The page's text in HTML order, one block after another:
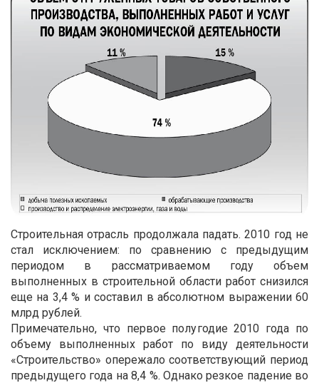
Строительная отрасль продолжала падать. 2010 год не
стал исключением: по сравнению с предыдущим
периодом в рассматриваемом году объем
выполненных в строительной области работ снизился
еще на 3,4 % и составил в абсолютном выражении 60
млрд рублей.
Примечательно, что первое полугодие 2010 года по
объему выполненных работ по виду деятельности
«Строительство» опережало соответствующий период
предыдущего года на 8,4 %. Однако резкое падение во